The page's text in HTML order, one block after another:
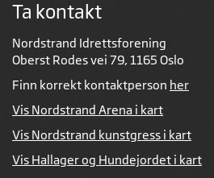
Ta kontakt
Nordstrand Idrettsforening
Oberst Rodes vei 79, 1165 Oslo
Finn korrekt kontaktperson her
Vis Nordstrand Arena i kart
Vis Nordstrand kunstgress i kart
Vis Hallager og Hundejordet i kart